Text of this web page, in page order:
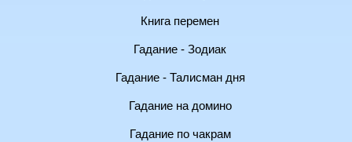
Книга перемен
Гадание - Зодиак
Гадание - Талисман дня
Гадание на домино
Гадание по чакрам